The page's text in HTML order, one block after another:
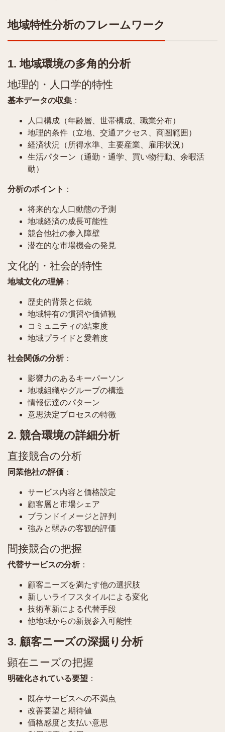
地域特性分析のフレームワーク
1. 地域環境の多角的分析
地理的・人口学的特性
基本データの収集 ：
人口構成（年齢層、世帯構成、職業分布）
地理的条件（立地、交通アクセス、商圏範囲）
経済状況（所得水準、主要産業、雇用状況）
生活パターン（通勤・通学、買い物行動、余暇活
動）
分析のポイント ：
将来的な人口動態の予測
地域経済の成長可能性
競合他社の参入障壁
潜在的な市場機会の発見
文化的・社会的特性
地域文化の理解：
歴史的背景と伝統
地域特有の慣習や価値観
コミュニティの結束度
地域プライドと愛着度
社会関係の分析：
影響力のあるキーパーソン
地域組織やグループの構造
情報伝達のパターン
意思決定プロセスの特徴
2. 競合環境の詳細分析
直接競合の分析
同業他社の評価 ：
サービス内容と価格設定
顧客層と市場シェア
ブランドイメージと評判
強みと弱みの客観的評価
間接競合の把握
代替サービスの分析：
顧客ニーズを満たす他の選択肢
新しいライフスタイルによる変化
技術革新による代替手段
他地域からの新規参入可能性
3. 顧客ニーズの深掘り分析
顕在ニーズの把握
明確化されている要望 ：
既存サービスへの不満点
改善要望と期待値
価格感度と支払い意思